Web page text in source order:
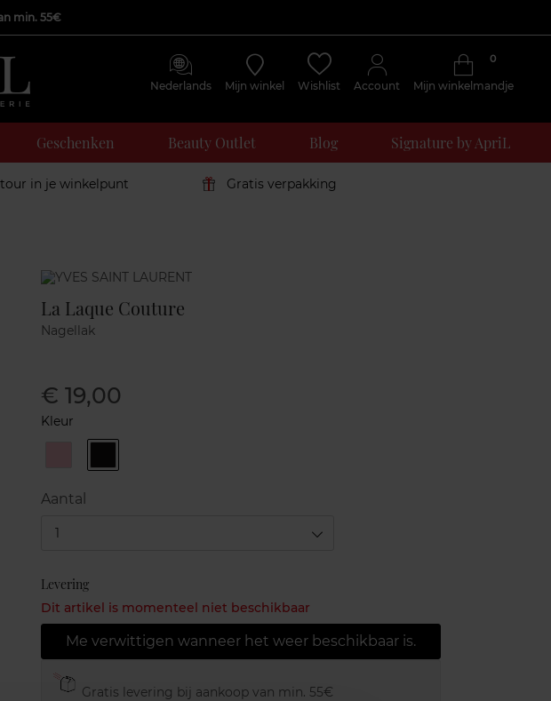
min. 55€
Nederlands Mijn winkel Wishlist Account Mijn winkelmandje
0
Geschenken Beauty Outlet Blog Signature by ApriL
in je winkelpunt Gratis verpakking
Marque
La Laque Couture
Nagellak
€ 19,00
Kleur
Rose Noir
Aantal
1
Levering
Dit artikel is momenteel niet beschikbaar
Me verwittigen wanneer het weer beschikbaar is.
Gratis levering bij aankoop van min. 55€